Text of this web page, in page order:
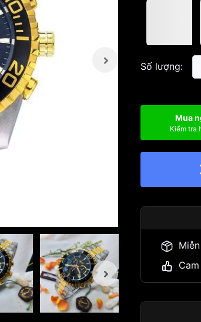
Số lượng:
Mua
Kiểm tra